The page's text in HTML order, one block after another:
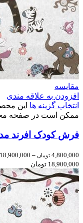
مقایسه
افزودن به علاقه مندی
انتخاب گزینه ها این
ممکن است در صفحه
فرش کودک افرند
4,800,000 تومان –
18,900,000
18,900,000 تومان